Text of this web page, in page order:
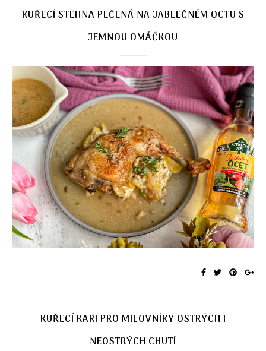
KUŘECÍ STEHNA PEČENÁ NA JABLEČNÉM OCTU S
JEMNOU OMÁČKOU
KUŘECÍ KARI PRO MILOVNÍKY OSTRÝCH I
NEOSTRÝCH CHUTÍ